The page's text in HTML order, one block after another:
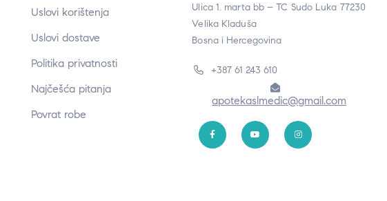
Uslovi korištenja
Uslovi dostave
Politika privatnosti
Najčešća pitanja
Povrat robe
Ulica 1. marta bb – TC Sudo Luka 77230
Velika Kladuša
Bosna i Hercegovina
+387 61 243 610
apotekaslmedic@gmail.com